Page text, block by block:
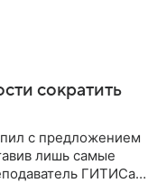
сократить
с предложением
лишь самые
ГИТИСа